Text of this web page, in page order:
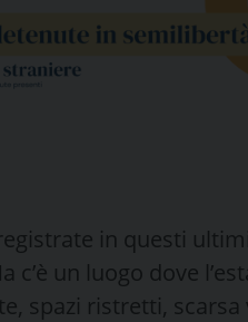
in questi
un luogo dove
spazi ristretti,